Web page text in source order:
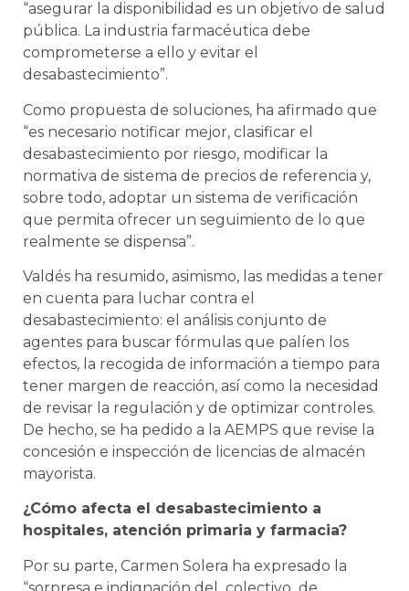
“asegurar la disponibilidad es un objetivo de salud
pública. La industria farmacéutica debe
comprometerse a ello y evitar el
desabastecimiento”.
Como propuesta de soluciones, ha afirmado que
“es necesario notificar mejor, clasificar el
desabastecimiento por riesgo, modificar la
normativa de sistema de precios de referencia y,
sobre todo, adoptar un sistema de verificación
que permita ofrecer un seguimiento de lo que
realmente se dispensa”.
Valdés ha resumido, asimismo, las medidas a tener
en cuenta para luchar contra el
desabastecimiento: el análisis conjunto de
agentes para buscar fórmulas que palíen los
efectos, la recogida de información a tiempo para
tener margen de reacción, así como la necesidad
de revisar la regulación y de optimizar controles.
De hecho, se ha pedido a la AEMPS que revise la
concesión e inspección de licencias de almacén
mayorista.
¿Cómo afecta el desabastecimiento a
hospitales, atención primaria y farmacia?
Por su parte, Carmen Solera ha expresado la